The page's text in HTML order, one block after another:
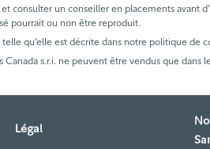
consulter un conseiller en placements avant
pourrait ou non être reproduit.
qu’elle est décrite dans notre politique de
s.r.i. ne peuvent être vendus que dans
Légal